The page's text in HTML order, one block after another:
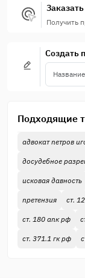
Заказать
Получить
Создать
Подходящие
адвокат петров
досудебное
исковая давность
претензия ст.
ст. 180 апк рф
ст. 371.1 гк рф